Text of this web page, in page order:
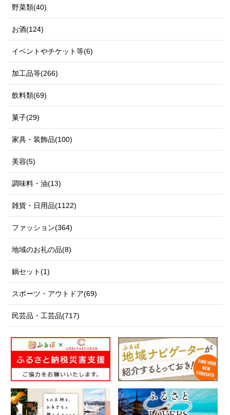
野菜類(40)
お酒(124)
イベントやチケット等(6)
加工品等(266)
飲料類(69)
菓子(29)
家具・装飾品(100)
美容(5)
調味料・油(13)
雑貨・日用品(1122)
ファッション(364)
地域のお礼の品(8)
鍋セット(1)
スポーツ・アウトドア(69)
民芸品・工芸品(717)